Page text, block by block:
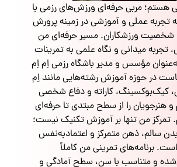
هستم؛ مربی حرفه‌ای ورزش‌های رزمی با
عملی و آموزشی در زمینه پرورش
ورزشکاران. مسیر حرفه‌ای من
تجربه میدانی و نگاه علمی به تمرینات
مؤسس و مدیر باشگاه رزمی اِم اِم
در حوزه آموزش رشته‌هایی مانند اِم
کیک‌بوکسینگ، کاراته و دفاع شخصی
هنرجویان را از سطح مبتدی تا حرفه‌ای
تمرکز من تنها بر آموزش تکنیک نیست؛
سالم، ذهن متمرکز و اعتمادبه‌نفس
برنامه‌های تمرینی من کاملاً
و متناسب با سن، سطح آمادگی و